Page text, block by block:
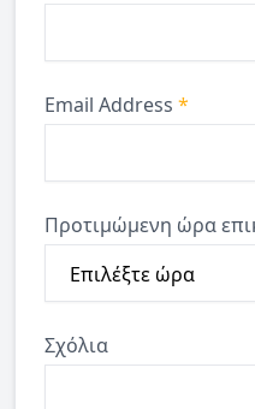
Email Address *
Προτιμώμενη ώρα
Σχόλια